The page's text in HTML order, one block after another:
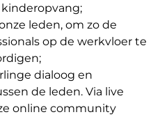
leden, om zo de
op de werkvloer te
dialoog en
de leden. Via live
online community